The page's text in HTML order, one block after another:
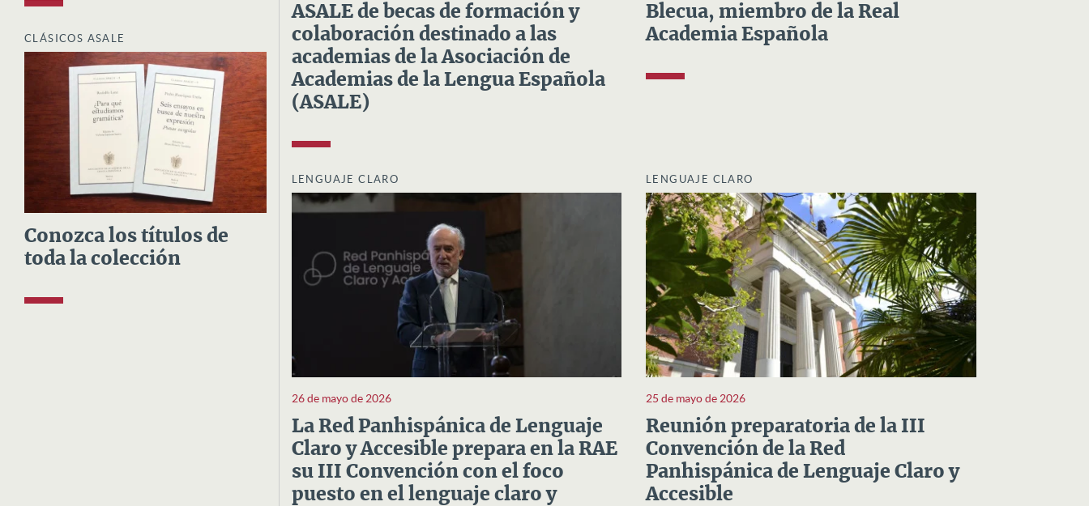
CLÁSICOS ASALE
Conozca los títulos de
toda la colección
ASALE de becas de formación y
colaboración destinado a las
academias de la Asociación de
Academias de la Lengua Española
(ASALE)
Blecua, miembro de la Real
Academia Española
LENGUAJE CLARO
26 de mayo de 2026
La Red Panhispánica de Lenguaje
Claro y Accesible prepara en la RAE
su III Convención con el foco
puesto en el lenguaje claro y
LENGUAJE CLARO
25 de mayo de 2026
Reunión preparatoria de la III
Convención de la Red
Panhispánica de Lenguaje Claro y
Accesible